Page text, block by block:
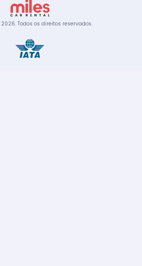
2026. Todos os direitos reservados.